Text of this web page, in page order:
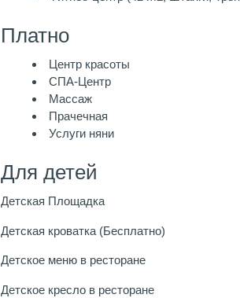
Платно
Центр красоты
СПА-Центр
Массаж
Прачечная
Услуги няни
Для детей
Детская Площадка
Детская кроватка (Бесплатно)
Детское меню в ресторане
Детское кресло в ресторане